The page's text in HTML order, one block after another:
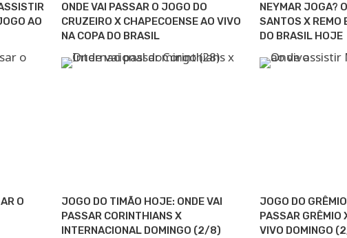
AO
ONDE VAI PASSAR O JOGO DO
CRUZEIRO X CHAPECOENSE AO VIVO
NA COPA DO BRASIL
NEYMAR JOGA?
SANTOS X REMO
DO BRASIL HOJE
O
JOGO DO TIMÃO HOJE: ONDE VAI
PASSAR CORINTHIANS X
INTERNACIONAL DOMINGO (2/8)
JOGO DO
PASSAR GRÊMIO
VIVO DOMINGO